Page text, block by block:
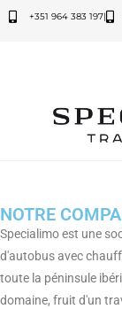
+351 964 383 197|
Aluguer
com
NOTRE
Specialimo est une
d'autobus avec
toute la péninsule
domaine, fruit d'un